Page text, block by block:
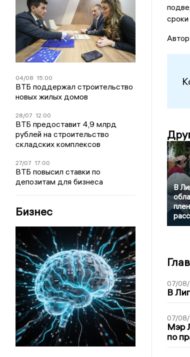
04/08 15:00
ВТБ поддержал строительство
новых жилых домов
28/07 12:00
ВТБ предоставит 4,9 млрд
рублей на строительство
складских комплексов
27/07 17:00
ВТБ повысил ставки по
депозитам для бизнеса
Бизнес
сроки
Автор:
В
07/08/
В
07/
Мэр
по